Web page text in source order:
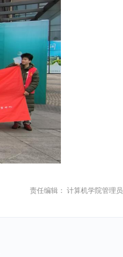
责任编辑： 计算机学院管理员